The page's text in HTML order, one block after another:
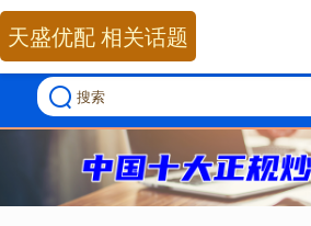
天盛优配 相关话题